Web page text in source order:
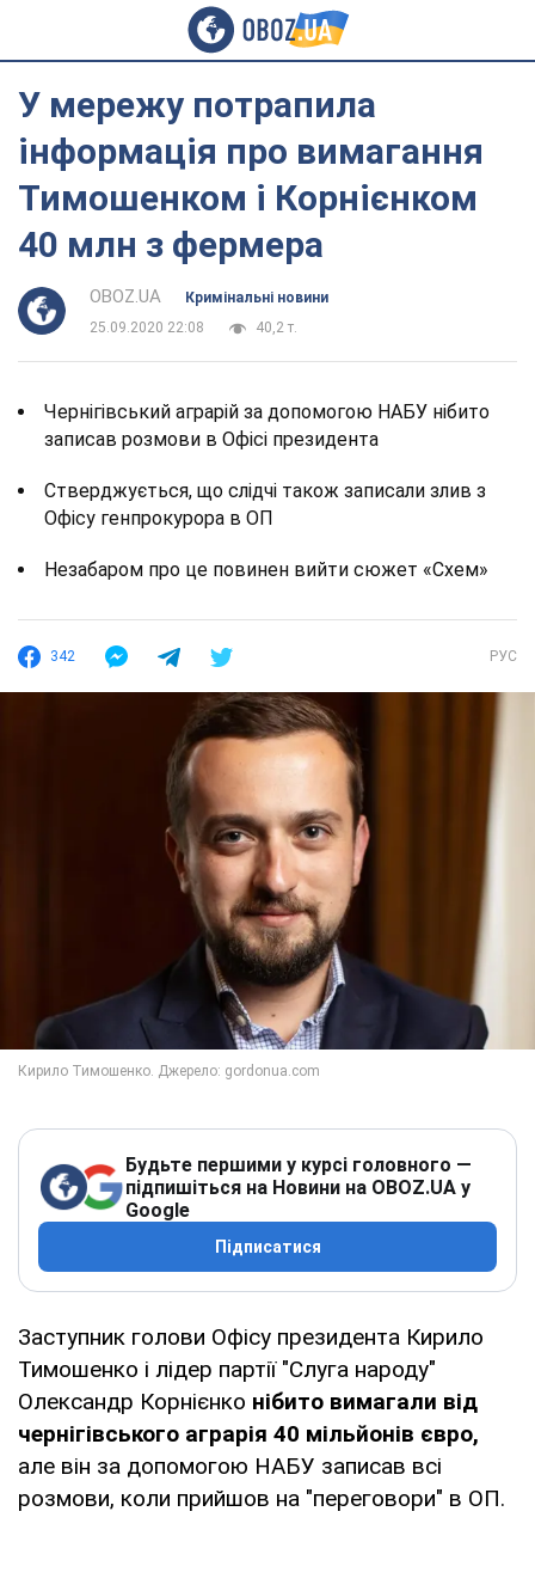
У мережу потрапила
інформація про вимагання
Тимошенком і Корнієнком
40 млн з фермера
OBOZ.UA
Кримінальні новини
25.09.2020 22:08
40,2 т.
Чернігівський аграрій за допомогою НАБУ нібито
записав розмови в Офісі президента
Стверджується, що слідчі також записали злив з
Офісу генпрокурора в ОП
Незабаром про це повинен вийти сюжет «Схем»
342 РУС
Будьте першими у курсі головного —
підпишіться на Новини на OBOZ.UA у
Google
Підписатися
Заступник голови Офісу президента Кирило
Тимошенко і лідер партії "Слуга народу"
Олександр Корнієнко нібито вимагали від
чернігівського аграрія 40 мільйонів євро,
але він за допомогою НАБУ записав всі
розмови, коли прийшов на "переговори" в ОП.